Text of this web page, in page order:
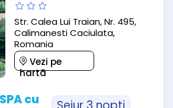
Str. Calea Lui Traian, Nr. 495,
Calimanesti Caciulata,
Romania
Vezi pe
hartă
cu